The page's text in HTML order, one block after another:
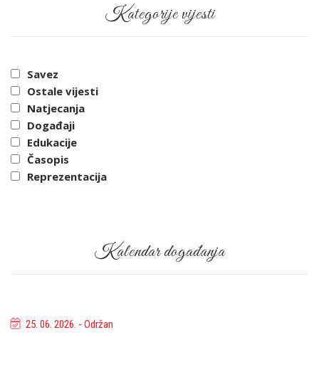
Kategorije vijesti
Savez
Ostale vijesti
Natjecanja
Događaji
Edukacije
Časopis
Reprezentacija
Kalendar događanja
25. 06. 2026. - Održan